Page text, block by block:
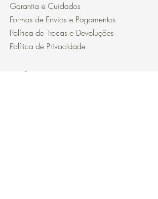
Garantia e Cuidados
Formas de Envios e Pagamentos
Política de Trocas e Devoluções
Política de Privacidade
Segurança